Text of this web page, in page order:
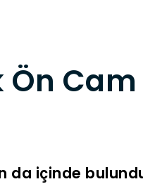
Cam
da içinde